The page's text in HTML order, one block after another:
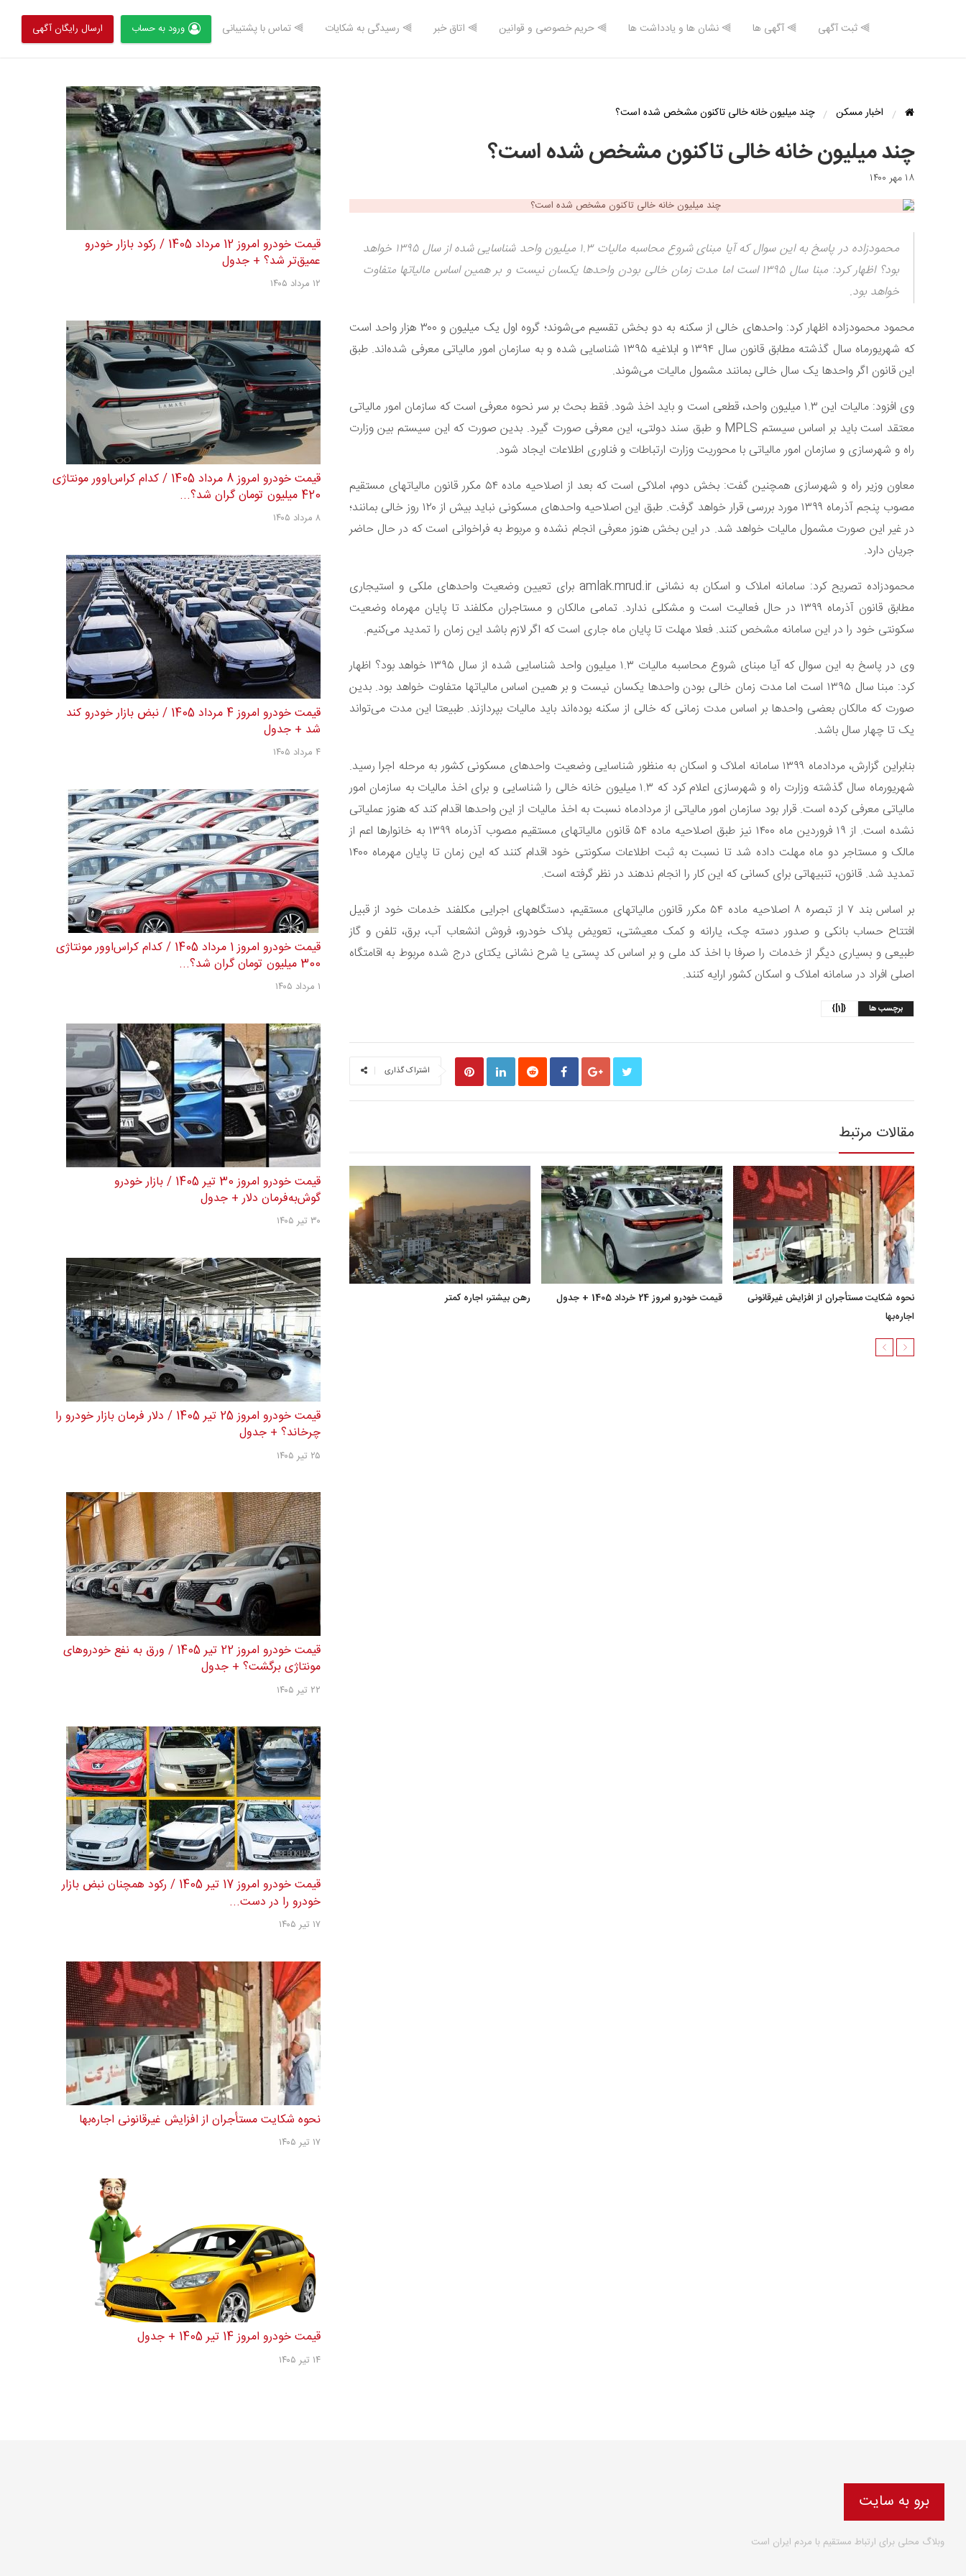
⫸ ثبت آگهی ⫸ آگهی ها ⫸ نشان ها و یادداشت ها ⫸ حریم خصوصی و قوانین ⫸ اتاق خبر ⫸ رسیدگی به شکایات ⫸ تماس با پشتیبانی ورود به حساب ارسال رایگان آگهی
اخبار مسکن چند میلیون خانه خالی تاکنون مشخص شده است؟
چند میلیون خانه خالی تاکنون مشخص شده است؟
۱۸ مهر ۱۴۰۰
محمودزاده در پاسخ به این سوال که آیا مبنای شروع محاسبه مالیات ۱.۳ میلیون واحد شناسایی شده از سال ۱۳۹۵ خواهد
بود؟ اظهار کرد: مبنا سال ۱۳۹۵ است اما مدت زمان خالی بودن واحدها یکسان نیست و بر همین اساس مالیاتها متفاوت
خواهد بود.
محمود محمودزاده اظهار کرد: واحدهای خالی از سکنه به دو بخش تقسیم می‌شوند؛ گروه اول یک میلیون و ۳۰۰ هزار واحد است
که شهریورماه سال گذشته مطابق قانون سال ۱۳۹۴ و ابلاغیه ۱۳۹۵ شناسایی شده و به سازمان امور مالیاتی معرفی شده‌اند. طبق
این قانون اگر واحدها یک سال خالی بمانند مشمول مالیات می‌شوند.
وی افزود: مالیات این ۱.۳ میلیون واحد، قطعی است و باید اخذ شود. فقط بحث بر سر نحوه معرفی است که سازمان امور مالیاتی
معتقد است باید بر اساس سیستم MPLS و طبق سند دولتی، این معرفی صورت گیرد. بدین صورت که این سیستم بین وزارت
راه و شهرسازی و سازمان امور مالیاتی با محوریت وزارت ارتباطات و فناوری اطلاعات ایجاد شود.
معاون وزیر راه و شهرسازی همچنین گفت: بخش دوم، املاکی است که بعد از اصلاحیه ماده ۵۴ مکرر قانون مالیاتهای مستقیم
مصوب پنجم آذرماه ۱۳۹۹ مورد بررسی قرار خواهد گرفت. طبق این اصلاحیه واحدهای مسکونی نباید بیش از ۱۲۰ روز خالی بمانند؛
در غیر این صورت مشمول مالیات خواهد شد. در این بخش هنوز معرفی انجام نشده و مربوط به فراخوانی است که در حال حاضر
جریان دارد.
محمودزاده تصریح کرد: سامانه املاک و اسکان به نشانی amlak.mrud.ir برای تعیین وضعیت واحدهای ملکی و استیجاری
مطابق قانون آذرماه ۱۳۹۹ در حال فعالیت است و مشکلی ندارد. تمامی مالکان و مستاجران مکلفند تا پایان مهرماه وضعیت
سکونتی خود را در این سامانه مشخص کنند. فعلا مهلت تا پایان ماه جاری است که اگر لازم باشد این زمان را تمدید می‌کنیم.
وی در پاسخ به این سوال که آیا مبنای شروع محاسبه مالیات ۱.۳ میلیون واحد شناسایی شده از سال ۱۳۹۵ خواهد بود؟ اظهار
کرد: مبنا سال ۱۳۹۵ است اما مدت زمان خالی بودن واحدها یکسان نیست و بر همین اساس مالیاتها متفاوت خواهد بود. بدین
صورت که مالکان بعضی واحدها بر اساس مدت زمانی که خالی از سکنه بوده‌اند باید مالیات بپردازند. طبیعتا این مدت می‌تواند
یک تا چهار سال باشد.
بنابراین گزارش، مردادماه ۱۳۹۹ سامانه املاک و اسکان به منظور شناسایی وضعیت واحدهای مسکونی کشور به مرحله اجرا رسید.
شهریورماه سال گذشته وزارت راه و شهرسازی اعلام کرد که ۱.۳ میلیون خانه خالی را شناسایی و برای اخذ مالیات به سازمان امور
مالیاتی معرفی کرده است. قرار بود سازمان امور مالیاتی از مردادماه نسبت به اخذ مالیات از این واحدها اقدام کند که هنوز عملیاتی
نشده است. از ۱۹ فروردین ماه ۱۴۰۰ نیز طبق اصلاحیه ماده ۵۴ قانون مالیاتهای مستقیم مصوب آذرماه ۱۳۹۹ به خانوارها اعم از
مالک و مستاجر دو ماه مهلت داده شد تا نسبت به ثبت اطلاعات سکونتی خود اقدام کنند که این زمان تا پایان مهرماه ۱۴۰۰
تمدید شد. قانون، تنبیهاتی برای کسانی که این کار را انجام ندهند در نظر گرفته است.
بر اساس بند ۷ از تبصره ۸ اصلاحیه ماده ۵۴ مکرر قانون مالیاتهای مستقیم، دستگاههای اجرایی مکلفند خدمات خود از قبیل
افتتاح حساب بانکی و صدور دسته چک، یارانه و کمک معیشتی، تعویض پلاک خودرو، فروش انشعاب آب، برق، تلفن و گاز
طبیعی و بسیاری دیگر از خدمات را صرفا با اخذ کد ملی و بر اساس کد پستی یا شرح نشانی یکتای درج شده مربوط به اقامتگاه
اصلی افراد در سامانه املاک و اسکان کشور ارایه کنند.
برچسب ها {[1]}
اشتراک گذاری
مقالات مرتبط
نحوه شکایت مستأجران از افزایش غیرقانونی
اجاره‌بها
قیمت خودرو امروز 24 خرداد 1405 + جدول رهن بیشتر، اجاره کمتر
رشد مداوم اجاره مسکن؛ چالش تازه در بازار راکد
املاک
مشاوران املاک: بازار مسکن قفل
قیمت خودرو امروز 12 مرداد 1405 / رکود بازار خودرو
عمیق‌تر شد؟ + جدول
۱۲ مرداد ۱۴۰۵
قیمت خودرو امروز 8 مرداد 1405 / کدام کراس‌اوور مونتاژی
420 میلیون تومان گران شد؟...
۸ مرداد ۱۴۰۵
قیمت خودرو امروز 4 مرداد 1405 / نبض بازار خودرو کند
شد + جدول
۴ مرداد ۱۴۰۵
قیمت خودرو امروز 1 مرداد 1405 / کدام کراس‌اوور مونتاژی
300 میلیون تومان گران شد؟...
۱ مرداد ۱۴۰۵
قیمت خودرو امروز 30 تیر 1405 / بازار خودرو
گوش‌به‌فرمان دلار + جدول
۳۰ تیر ۱۴۰۵
قیمت خودرو امروز 25 تیر 1405 / دلار فرمان بازار خودرو را
چرخاند؟ + جدول
۲۵ تیر ۱۴۰۵
قیمت خودرو امروز 22 تیر 1405 / ورق به نفع خودروهای
مونتاژی برگشت؟ + جدول
۲۲ تیر ۱۴۰۵
قیمت خودرو امروز 17 تیر 1405 / رکود همچنان نبض بازار
خودرو را در دست...
۱۷ تیر ۱۴۰۵
نحوه شکایت مستأجران از افزایش غیرقانونی اجاره‌بها
۱۷ تیر ۱۴۰۵
قیمت خودرو امروز 14 تیر 1405 + جدول
۱۴ تیر ۱۴۰۵
برو به سایت
وبلاگ محلی برای ارتباط مستقیم با مردم ایران است